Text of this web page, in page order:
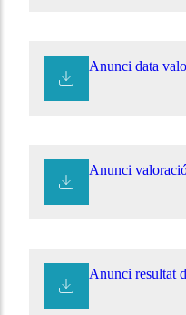
Anunci data
Anunci
Anunci resultat